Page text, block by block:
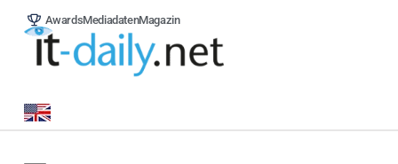
AwardsMediadatenMagazin